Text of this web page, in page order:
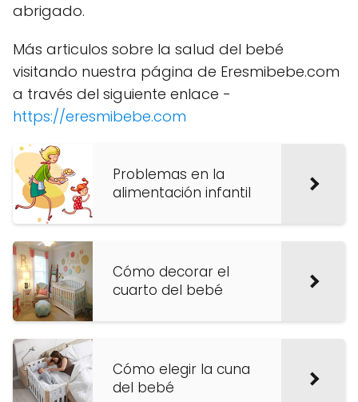
abrigado.
Más articulos sobre la salud del bebé
visitando nuestra página de Eresmibebe.com
a través del siguiente enlace -
https://eresmibebe.com
Problemas en la
alimentación infantil
Cómo decorar el
cuarto del bebé
Cómo elegir la cuna
del bebé